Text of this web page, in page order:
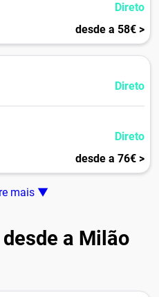
Direto
desde a 58€ >
Direto
Direto
desde a 76€ >
mais ▼
a Milão